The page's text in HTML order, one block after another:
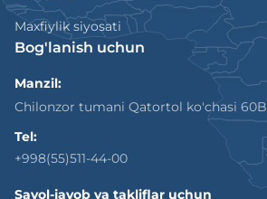
Maxfiylik siyosati
Bog'lanish uchun
Manzil:
Chilonzor tumani Qatortol ko'chasi 60B
Tel:
+998(55)511-44-00
Savol-javob va takliflar uchun